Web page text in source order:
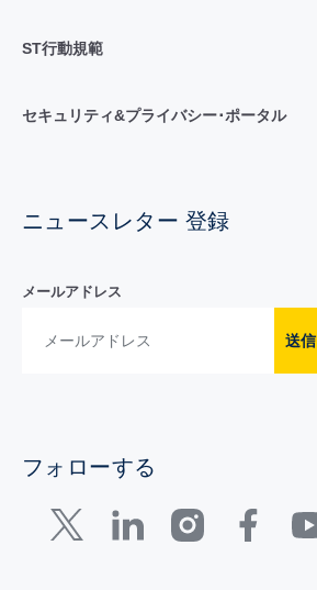
ST行動規範
セキュリティ&プライバシー･ポータル
ニュースレター 登録
メールアドレス
送信
フォローする